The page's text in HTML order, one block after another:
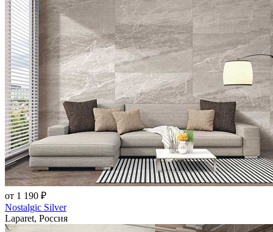
от 1 190 ₽
Nostalgic Silver
Laparet, Россия